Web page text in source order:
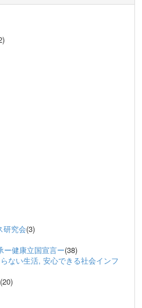
研究会(3)
ー健康立国宣言ー(38)
ない生活, 安心できる社会インフ
(20)